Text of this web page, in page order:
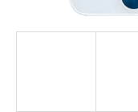
j
?